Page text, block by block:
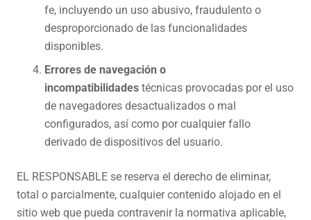
fe, incluyendo un uso abusivo, fraudulento o
desproporcionado de las funcionalidades
disponibles.
Errores de navegación o
incompatibilidades técnicas provocadas por el uso
de navegadores desactualizados o mal
configurados, así como por cualquier fallo
derivado de dispositivos del usuario.
EL RESPONSABLE se reserva el derecho de eliminar,
total o parcialmente, cualquier contenido alojado en el
sitio web que pueda contravenir la normativa aplicable,